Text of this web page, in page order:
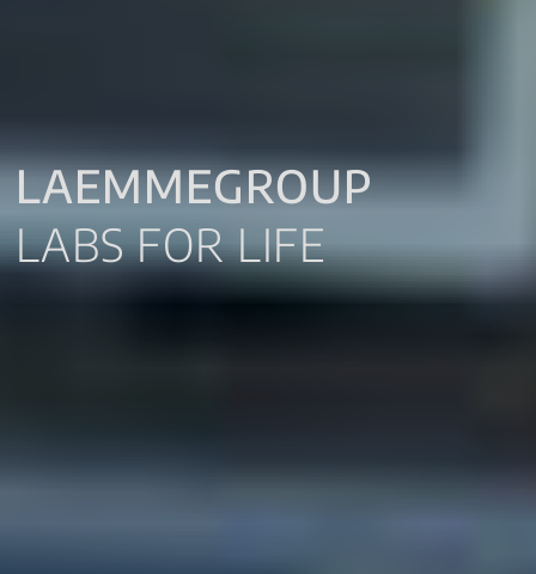
LAEMMEGROUP
LABS FOR LIFE